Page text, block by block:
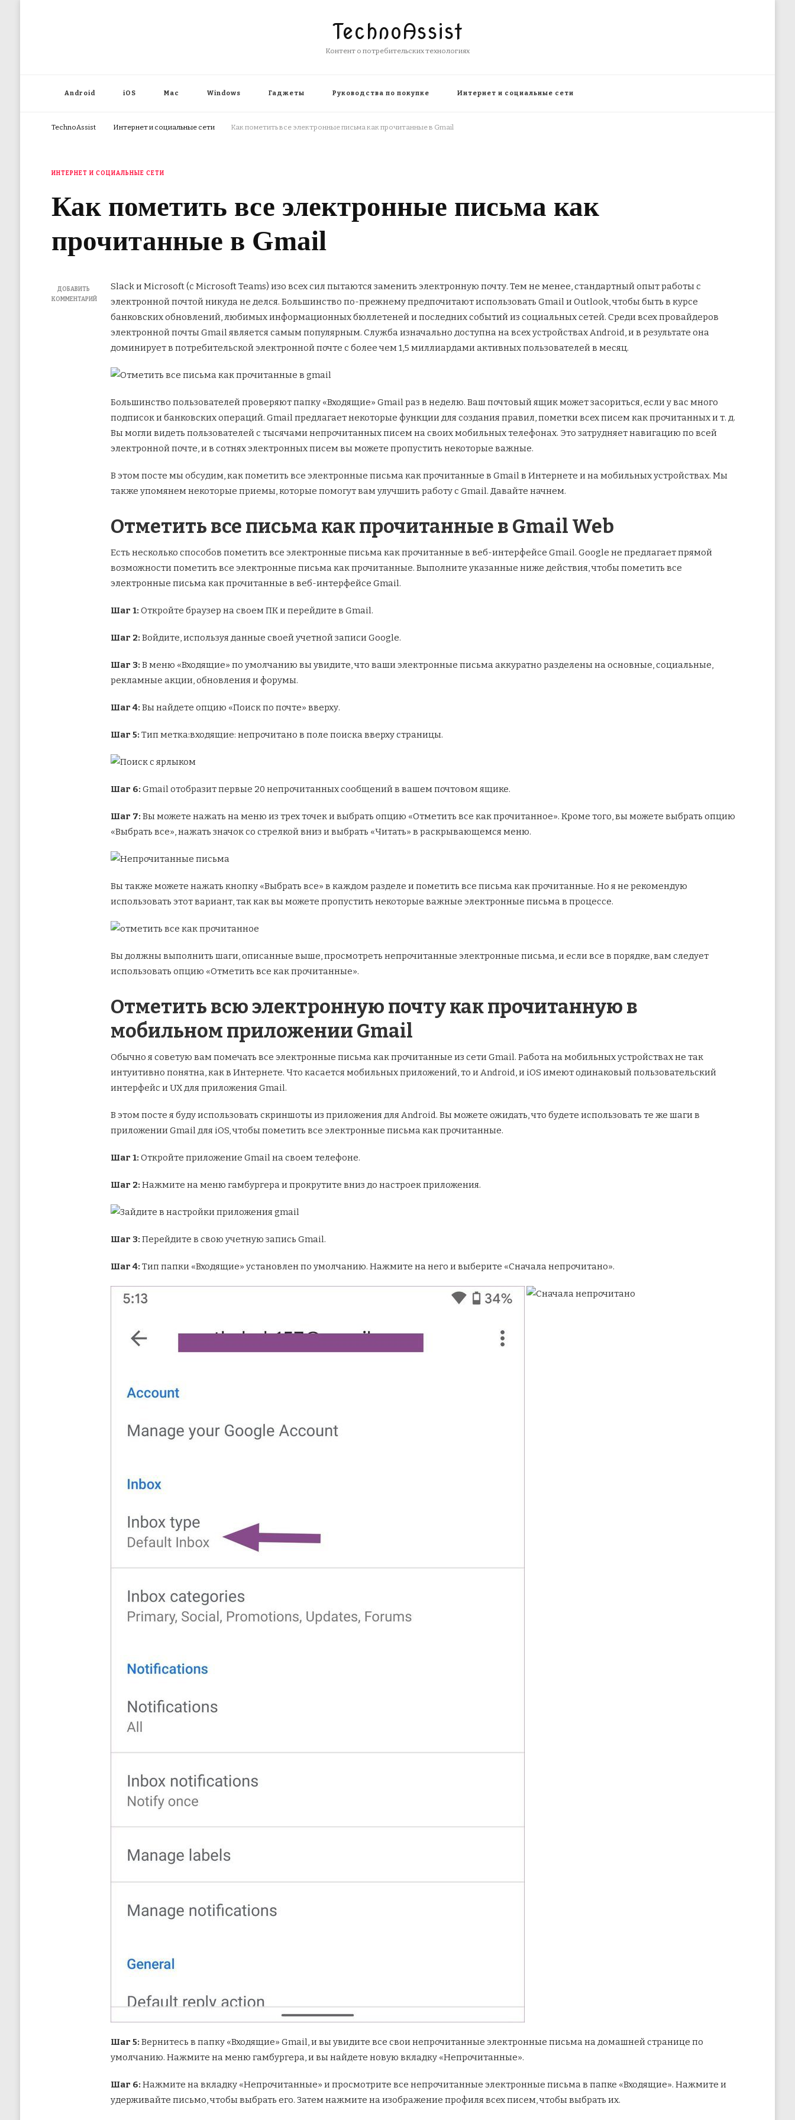
TechnoAssist
Контент о потребительских технологиях
Android iOS Mac Windows Гаджеты Руководства по покупке Интернет и социальные сети
TechnoAssist Интернет и социальные сети Как пометить все электронные письма как прочитанные в Gmail
ИНТЕРНЕТ И СОЦИАЛЬНЫЕ СЕТИ
Как пометить все электронные письма как
прочитанные в Gmail
ДОБАВИТЬ
КОММЕНТАРИЙ
Slack и Microsoft (с Microsoft Teams) изо всех сил пытаются заменить электронную почту. Тем не менее, стандартный опыт работы с
электронной почтой никуда не делся. Большинство по-прежнему предпочитают использовать Gmail и Outlook, чтобыбыть в курсе
банковских обновлений, любимых информационных бюллетеней и последних событий из социальных сетей. Среди всех провайдеров
электронной почты Gmail является самым популярным. Служба изначально доступна на всех устройствах Android, и в результате она
доминирует в потребительской электронной почте с более чем 1,5 миллиардами активных пользователей в месяц.
Большинство пользователей проверяют папку «Входящие» Gmail раз в неделю. Ваш почтовый ящик может засориться, если у вас много
подписок и банковских операций. Gmail предлагает некоторые функции для создания правил, пометки всех писем как прочитанных и т. д.
Вы могли видеть пользователей с тысячами непрочитанных писем на своих мобильных телефонах. Это затрудняет навигацию по всей
электронной почте, и в сотнях электронных писем вы можете пропустить некоторые важные.
В этом посте мы обсудим, как пометить все электронные письма как прочитанные в Gmail в Интернете и на мобильных устройствах. Мы
также упомянем некоторые приемы, которые помогут вам улучшить работу с Gmail. Давайте начнем.
Отметить все письма как прочитанные в Gmail Web
Есть несколько способов пометить все электронные письма как прочитанные в веб-интерфейсе Gmail. Google не предлагает прямой
возможности пометить все электронные письма как прочитанные. Выполните указанные ниже действия, чтобы пометить все
электронные письма как прочитанные в веб-интерфейсе Gmail.
Шаг 1: Откройте браузер на своем ПК и перейдите в Gmail.
Шаг 2: Войдите, используя данные своей учетной записи Google.
Шаг 3: В меню «Входящие» по умолчанию вы увидите, что ваши электронные письма аккуратно разделены на основные, социальные,
рекламные акции, обновления и форумы.
Шаг 4: Вы найдете опцию «Поиск по почте» вверху.
Шаг 5: Тип метка:входящие: непрочитано в поле поиска вверху страницы.
Шаг 6: Gmail отобразит первые 20 непрочитанных сообщений в вашем почтовом ящике.
Шаг 7: Вы можете нажать на меню из трех точек и выбрать опцию «Отметить все как прочитанное». Кроме того, вы можете выбрать опцию
«Выбрать все», нажать значок со стрелкой вниз и выбрать «Читать» в раскрывающемся меню.
Вы также можете нажать кнопку «Выбрать все» в каждом разделе и пометить все письма как прочитанные. Но я не рекомендую
использовать этот вариант, так как вы можете пропустить некоторые важные электронные письма в процессе.
Вы должны выполнить шаги, описанные выше, просмотреть непрочитанные электронные письма, и если все в порядке, вам следует
использовать опцию «Отметить все как прочитанные».
Отметить всю электронную почту как прочитанную в
мобильном приложении Gmail
Обычно я советую вам помечать все электронные письма как прочитанные из сети Gmail. Работа на мобильных устройствах не так
интуитивно понятна, как в Интернете. Что касается мобильных приложений, то и Android, и iOS имеют одинаковый пользовательский
интерфейс и UX для приложения Gmail.
В этом посте я буду использовать скриншоты из приложения для Android. Вы можете ожидать, что будете использовать те же шаги в
приложении Gmail для iOS, чтобы пометить все электронные письма как прочитанные.
Шаг 1: Откройте приложение Gmail на своем телефоне.
Шаг 2: Нажмите на меню гамбургера и прокрутите вниз до настроек приложения.
Шаг 3: Перейдите в свою учетную запись Gmail.
Шаг 4: Тип папки «Входящие» установлен по умолчанию. Нажмите на него и выберите «Сначала непрочитано».
Шаг 5: Вернитесь в папку «Входящие» Gmail, и вы увидите все свои непрочитанные электронные письма на домашней странице по
умолчанию. Нажмите на меню гамбургера, и вы найдете новую вкладку «Непрочитанные».
Шаг 6: Нажмите на вкладку «Непрочитанные» и просмотрите все непрочитанные электронные письма в папке «Входящие». Нажмите и
удерживайте письмо, чтобы выбрать его. Затем нажмите на изображение профиля всех писем, чтобы выбрать их.